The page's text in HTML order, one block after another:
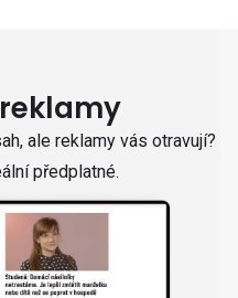
ale reklamy vás otravují?
předplatné.